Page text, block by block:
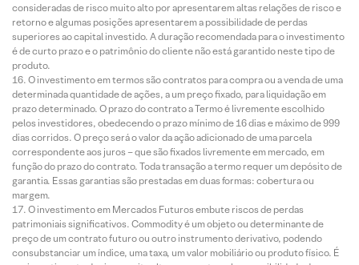
consideradas de risco muito alto por apresentarem altas relações de risco e
retorno e algumas posições apresentarem a possibilidade de perdas
superiores ao capital investido. A duração recomendada para o investimento
é de curto prazo e o patrimônio do cliente não está garantido neste tipo de
produto.
O investimento em termos são contratos para compra ou a venda de uma
determinada quantidade de ações, a um preço fixado, para liquidação em
prazo determinado. O prazo do contrato a Termo é livremente escolhido
pelos investidores, obedecendo o prazo mínimo de 16 dias e máximo de 999
dias corridos. O preço será o valor da ação adicionado de uma parcela
correspondente aos juros – que são fixados livremente em mercado, em
função do prazo do contrato. Toda transação a termo requer um depósito de
garantia. Essas garantias são prestadas em duas formas: cobertura ou
margem.
O investimento em Mercados Futuros embute riscos de perdas
patrimoniais significativos. Commodity é um objeto ou determinante de
preço de um contrato futuro ou outro instrumento derivativo, podendo
consubstanciar um índice, uma taxa, um valor mobiliário ou produto físico. É